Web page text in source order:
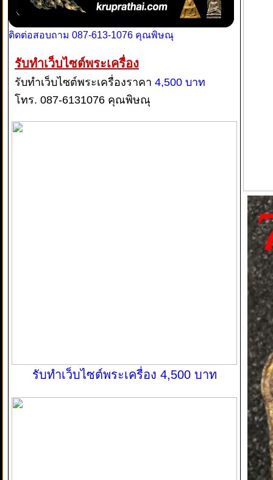
ติดต่อสอบถาม 087-613-1076 คุณพิษณุ
รับทำเว็บไซต์พระเครื่อง
รับทำเว็บไซต์พระเครื่องราคา 4,500 บาท
โทร. 087-6131076 คุณพิษณุ
รับทำเว็บไซต์พระเครื่อง 4,500 บาท